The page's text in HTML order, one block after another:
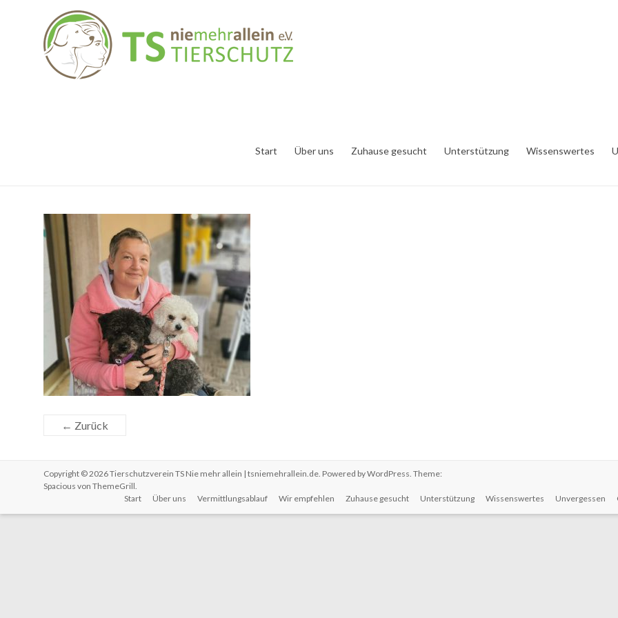
Start Über uns Zuhause gesucht Unterstützung Wissenswertes
← Zurück
Copyright © 2026Tierschutzverein TS Nie mehr allein | tsniemehrallein.de. Powered byWordPress. Theme:
Spacious von ThemeGrill.
Start
Über uns Vermittlungsablauf Wir empfehlen Zuhause gesucht Unterstützung Wissenswertes Unvergessen